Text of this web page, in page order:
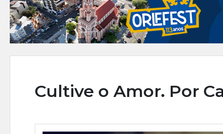
Cultive o Amor. Por